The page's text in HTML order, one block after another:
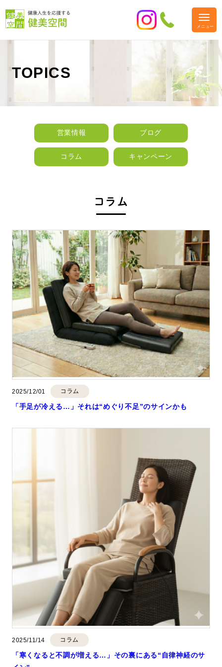
TOPICS
営業情報 ブログ
コラム キャンペーン
コラム
2025/12/01 コラム
「手足が冷える…」それは“めぐり不足”のサインかも
2025/11/14 コラム
「寒くなると不調が増える…」その裏にある“自律神経のサ